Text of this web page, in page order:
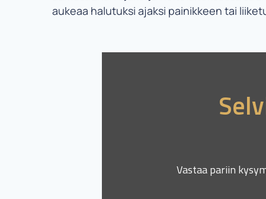
aukeaa halutuksi ajaksi painikkeen tai